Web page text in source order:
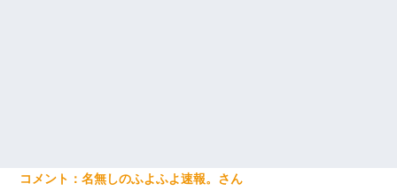
名無しのふよふよ速報。